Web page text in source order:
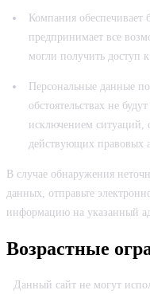
Компания обеспечивает
предпринимает все
могли получить доступ
Персональные данные
обстоятельствах не
исключением ситуаций,
действующих правовых
В случае обнаружения
данных, отправьте
информацию на указанный
Возрастные
Данный сайт не могут